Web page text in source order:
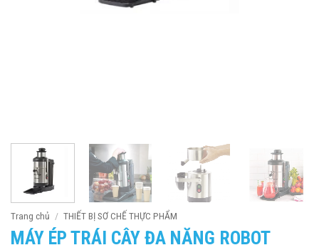
Trang chủ / THIẾT BỊ SƠ CHẾ THỰC PHẨM
MÁY ÉP TRÁI CÂY ĐA NĂNG ROBOT